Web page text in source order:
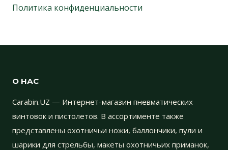
Политика конфиденциальности
О НАС
Carabin.UZ — Интернет-магазин пневматических
винтовок и пистолетов. В ассортименте также
представлены охотничьи ножи, баллончики, пули и
шарики для стрельбы, макеты охотничьих приманок,